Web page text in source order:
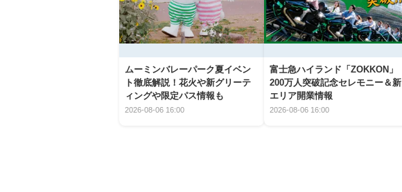
ムーミンバレーパーク夏イベン
ト徹底解説！花火や新グリーテ
ィングや限定パス情報も
2026-08-06 16:00
富士急ハイランド「ZOKKON」
200万人突破記念セレモニー＆新
エリア開業情報
2026-08-06 16:00